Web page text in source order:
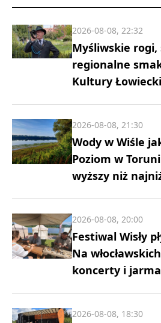
Myśliwskie rogi,
regionalne
Kultury
2026-08-08, 22:32
Wody w Wiśle
Poziom w
wyższy niż
2026-08-08, 21:30
Festiwal Wisły
Na
koncerty i
2026-08-08, 20:00
2026-08-08, 18:30